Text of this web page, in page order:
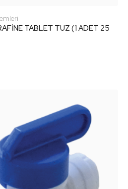
TABLET TUZ (1 ADET 25